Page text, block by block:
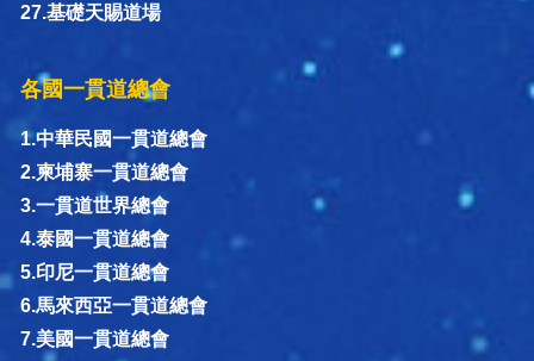
27.基礎天賜道場
各國一貫道總會
1.中華民國一貫道總會
2.柬埔寨一貫道總會
3.一貫道世界總會
4.泰國一貫道總會
5.印尼一貫道總會
6.馬來西亞一貫道總會
7.美國一貫道總會